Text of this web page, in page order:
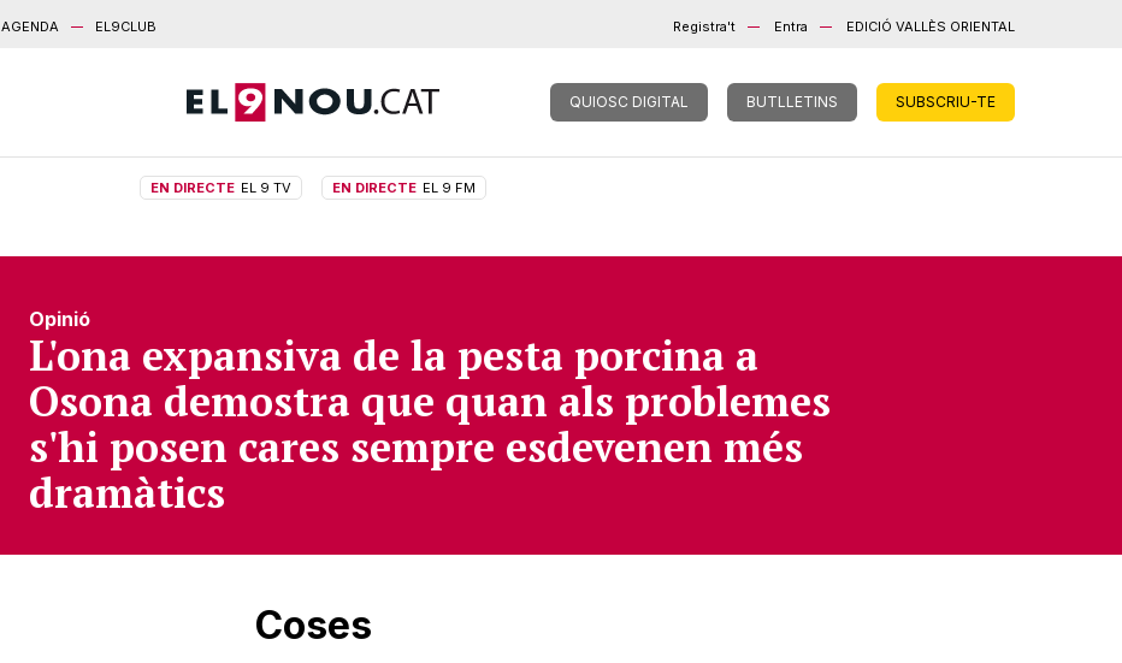
AGENDA EL9CLUB Registra't Entra EDICIÓ VALLÈS ORIENTAL
QUIOSC DIGITAL BUTLLETINS SUBSCRIU-TE
EN DIRECTE EL 9 TV EN DIRECTE EL 9 FM
Opinió
L'ona expansiva de la pesta porcina a
Osona demostra que quan als problemes
s'hi posen cares sempre esdevenen més
dramàtics
Coses